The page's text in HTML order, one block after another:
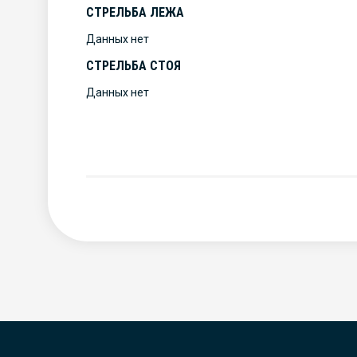
СТРЕЛЬБА ЛЕЖА
Данных нет
СТРЕЛЬБА СТОЯ
Данных нет